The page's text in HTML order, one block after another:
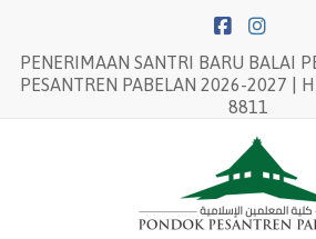
content
PENERIMAAN SANTRI BARU BALAI
PESANTREN PABELAN 2026-2027 |
8811